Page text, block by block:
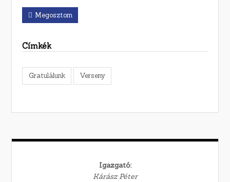
Megosztom
Címkék
Gratulálunk Verseny
Igazgató:
Kárász Péter